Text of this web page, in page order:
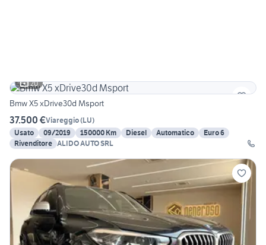
20
Bmw X5 xDrive30d Msport
37.500 €Viareggio(LU)
Usato
09/2019 150000 Km Diesel Automatico
Euro 6
Rivenditore ALIDO AUTO SRL